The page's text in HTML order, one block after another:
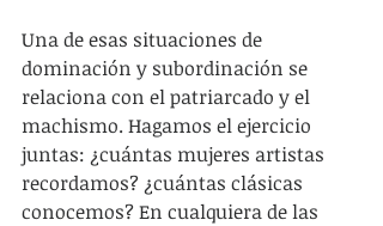
Una de esas situaciones de
dominación y subordinación se
relaciona con el patriarcado y el
machismo. Hagamos el ejercicio
juntas: ¿cuántas mujeres artistas
recordamos? ¿cuántas clásicas
conocemos? En cualquiera de las